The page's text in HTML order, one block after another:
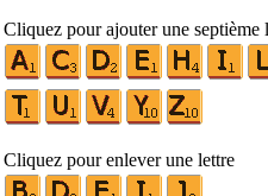
Cliquez pour ajouter une septième
Cliquez pour enlever une lettre